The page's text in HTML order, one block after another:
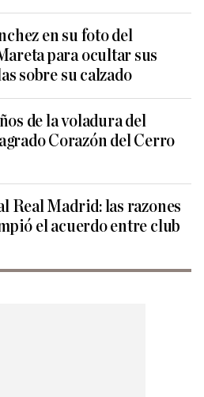
en su foto del
para ocultar sus
sobre su calzado
de la voladura del
Corazón del Cerro
Real Madrid: las razones
el acuerdo entre club